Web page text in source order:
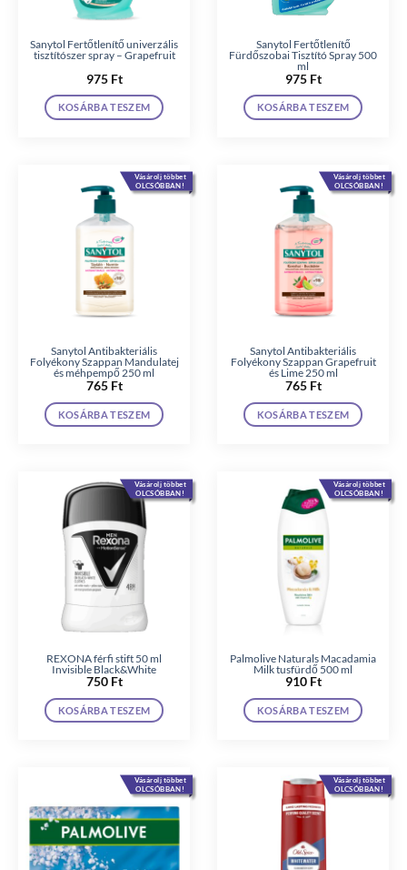
Sanytol Fertőtlenítő univerzális
tisztítószer spray – Grapefruit
975 Ft
KOSÁRBA TESZEM
Sanytol Fertőtlenítő
Fürdőszobai Tisztító Spray 500
ml
975 Ft
KOSÁRBA TESZEM
Vásárolj többet
OLCSÓBBAN!
Sanytol Antibakteriális
Folyékony Szappan Mandulatej
és méhpempő 250 ml
765 Ft
KOSÁRBA TESZEM
Vásárolj többet
OLCSÓBBAN!
Sanytol Antibakteriális
Folyékony Szappan Grapefruit
és Lime 250 ml
765 Ft
KOSÁRBA TESZEM
Vásárolj többet
OLCSÓBBAN!
REXONA férfi stift 50 ml
Invisible Black&White
750 Ft
KOSÁRBA TESZEM
Vásárolj többet
OLCSÓBBAN!
Palmolive Naturals Macadamia
Milk tusfürdő 500 ml
910 Ft
KOSÁRBA TESZEM
Vásárolj többet
OLCSÓBBAN!
Vásárolj többet
OLCSÓBBAN!